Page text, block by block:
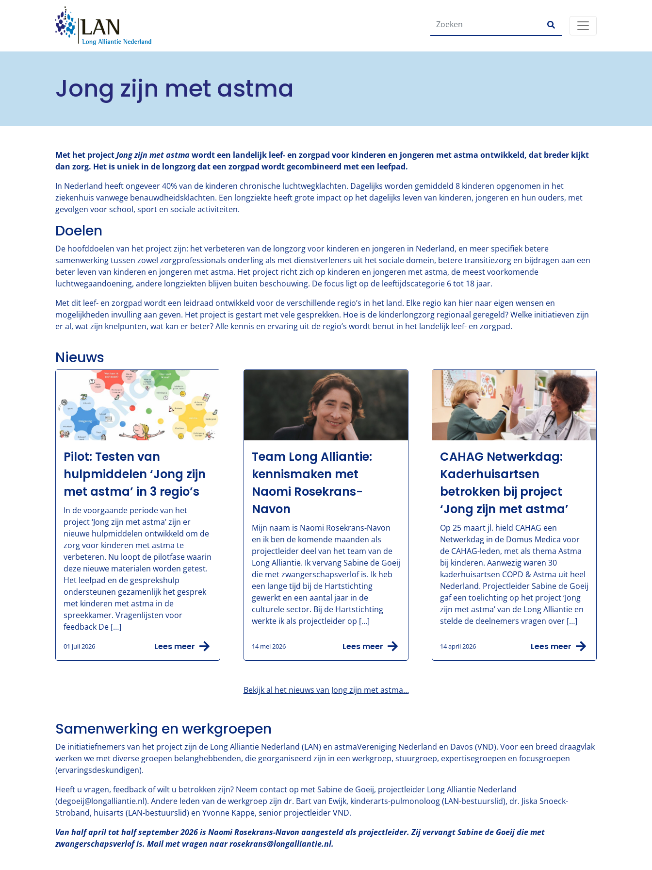
Jong zijn met astma
Met het projectJong zijn met astmawordt een landelijk leef- en zorgpad voor kinderen en jongeren met astma ontwikkeld, dat breder kijkt
dan zorg. Het is uniek in de longzorg dat een zorgpad wordt gecombineerd met een leefpad.
In Nederland heeft ongeveer 40% van de kinderen chronische luchtwegklachten. Dagelijks worden gemiddeld 8 kinderen opgenomen in het
ziekenhuis vanwege benauwdheidsklachten. Een longziekte heeft grote impact op het dagelijks leven van kinderen, jongeren en hun ouders, met
gevolgen voor school, sport en sociale activiteiten.
Doelen
De hoofddoelen van het project zijn: het verbeteren van de longzorg voor kinderen en jongeren in Nederland, en meer specifiek betere
samenwerking tussen zowel zorgprofessionals onderling als met dienstverleners uit het sociale domein, betere transitiezorg en bijdragen aan een
beter leven van kinderen en jongeren met astma. Het project richt zich op kinderen en jongeren met astma, de meest voorkomende
luchtwegaandoening, andere longziekten blijven buiten beschouwing. De focus ligt op de leeftijdscategorie 6 tot 18 jaar.
Met dit leef- en zorgpad wordt een leidraad ontwikkeld voor de verschillende regio’s in het land. Elke regio kan hier naar eigen wensen en
mogelijkheden invulling aan geven. Het project is gestart met vele gesprekken. Hoe is de kinderlongzorg regionaal geregeld? Welke initiatieven zijn
er al, wat zijn knelpunten, wat kan er beter? Alle kennis en ervaring uit de regio’s wordt benut in het landelijk leef- en zorgpad.
Nieuws
Pilot: Testen van
hulpmiddelen ‘Jong zijn
met astma’ in 3 regio’s
In de voorgaande periode van het
project ‘Jong zijn met astma’ zijn er
nieuwe hulpmiddelen ontwikkeld om de
zorg voor kinderen met astma te
verbeteren. Nu loopt de pilotfase waarin
deze nieuwe materialen worden getest.
Het leefpad en de gesprekshulp
ondersteunen gezamenlijk het gesprek
met kinderen met astma in de
spreekkamer. Vragenlijsten voor
feedback De […]
01 juli 2026 Lees meer
Team Long Alliantie:
kennismaken met
Naomi Rosekrans-
Navon
Mijn naam is Naomi Rosekrans-Navon
en ik ben de komende maanden als
projectleider deel van het team van de
Long Alliantie. Ik vervang Sabine de Goeij
die met zwangerschapsverlof is. Ik heb
een lange tijd bij de Hartstichting
gewerkt en een aantal jaar in de
culturele sector. Bij de Hartstichting
werkte ik als projectleider op […]
14 mei 2026 Lees meer
CAHAG Netwerkdag:
Kaderhuisartsen
betrokken bij project
‘Jong zijn met astma’
Op 25 maart jl. hield CAHAG een
Netwerkdag in de Domus Medica voor
de CAHAG-leden, met als thema Astma
bij kinderen. Aanwezig waren 30
kaderhuisartsen COPD & Astma uit heel
Nederland. Projectleider Sabine de Goeij
gaf een toelichting op het project ‘Jong
zijn met astma’ van de Long Alliantie en
stelde de deelnemers vragen over […]
14 april 2026 Lees meer
Bekijk al het nieuws van Jong zijn met astma…
Samenwerking en werkgroepen
De initiatiefnemers van het project zijn de Long Alliantie Nederland (LAN) en astmaVereniging Nederland en Davos (VND). Voor een breed draagvlak
werken we met diverse groepen belanghebbenden, die georganiseerd zijn in een werkgroep, stuurgroep, expertisegroepen en focusgroepen
(ervaringsdeskundigen).
Heeft u vragen, feedback of wilt u betrokken zijn? Neem contact op met Sabine de Goeij, projectleider Long Alliantie Nederland
(degoeij@longalliantie.nl). Andere leden van de werkgroep zijn dr. Bart van Ewijk, kinderarts-pulmonoloog (LAN-bestuurslid), dr. Jiska Snoeck-
Stroband, huisarts (LAN-bestuurslid) en Yvonne Kappe, senior projectleider VND.
Van half april tot half september 2026 is Naomi Rosekrans-Navon aangesteld als projectleider. Zij vervangt Sabine de Goeij die met
zwangerschapsverlof is. Mail met vragen naar rosekrans@longalliantie.nl.